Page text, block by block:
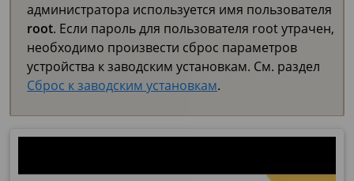
администратора используется имя пользователя
root. Если пароль для пользователя root утрачен,
необходимо произвести сброс параметров
устройства к заводским установкам. См. раздел
Сброс к заводским установкам.